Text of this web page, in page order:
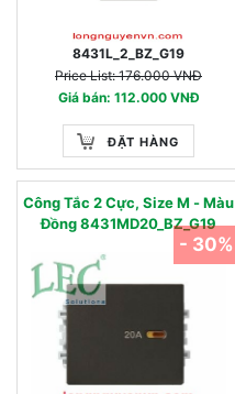
8431L_2_BZ_G19
Price List: 176.000 VNĐ
Giá bán: 112.000 VNĐ
ĐẶT HÀNG
Công Tắc 2 Cực, Size M - Màu
Đồng 8431MD20_BZ_G19
- 30%